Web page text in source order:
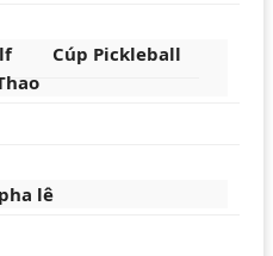
Cúp Pickleball
lê